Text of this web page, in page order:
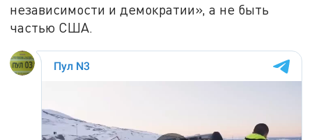
независимости и демократии», а не быть
частью США.